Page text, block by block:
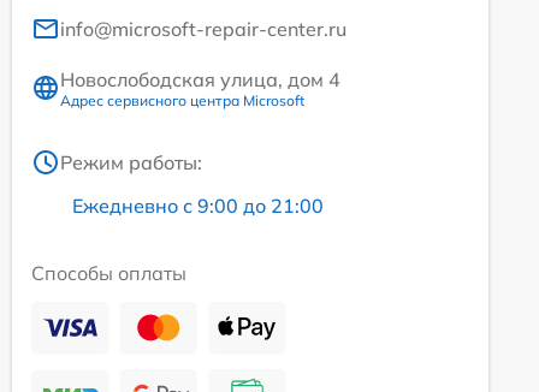
info@microsoft-repair-center.ru
Новослободская улица, дом 4
Адрес сервисного центра Microsoft
Режим работы:
Ежедневно с 9:00 до 21:00
Способы оплаты